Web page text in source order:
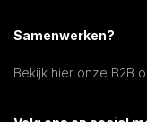
Samenwerken?
Bekijk hier onze B2B